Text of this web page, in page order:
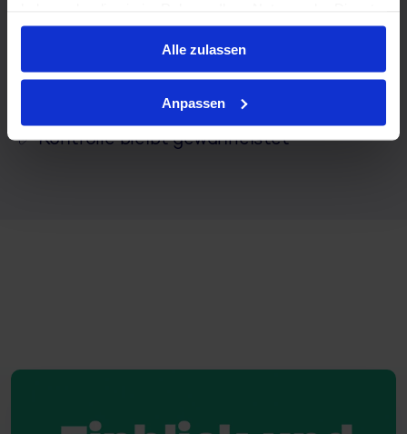
gesammelt haben.
Alle zulassen
Anpassen
reibungslosere Planung.
✅Gemeinsame Dienstplanung
Jederzeit volle Transparenz
✅Kontrolle bleibt gewährleistet